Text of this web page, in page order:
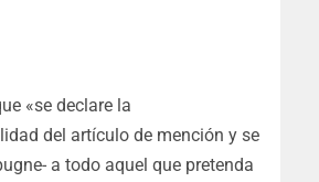
«se declare la
del artículo de mención y se
a todo aquel que pretenda